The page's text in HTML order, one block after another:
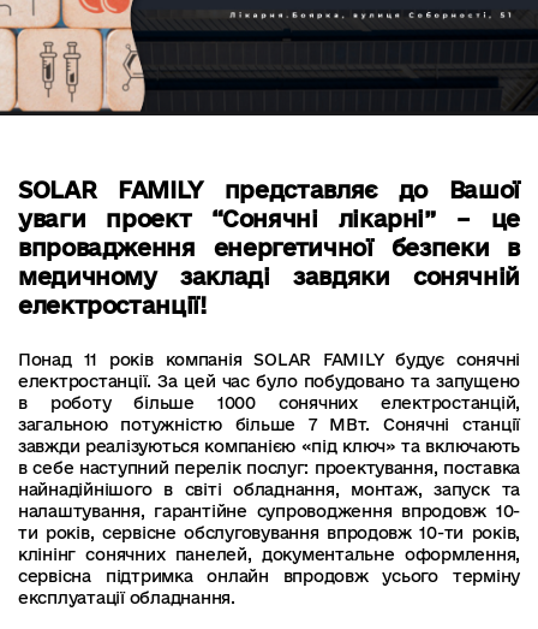
SOLAR FAMILY представляє до Вашої
уваги проект “Сонячні лікарні” – це
впровадження енергетичної безпеки в
медичному закладі завдяки сонячній
електростанції!
Понад 11 років компанія SOLAR FAMILY будує сонячні
електростанції. За цей час було побудовано та запущено
в роботу більше 1000 сонячних електростанцій,
загальною потужністю більше 7 МВт. Сонячні станції
завжди реалізуються компанією «під ключ» та включають
в себе наступний перелік послуг: проектування, поставка
найнадійнішого в світі обладнання, монтаж, запуск та
налаштування, гарантійне супроводження впродовж 10-
ти років, сервісне обслуговування впродовж 10-ти років,
клінінг сонячних панелей, документальне оформлення,
сервісна підтримка онлайн впродовж усього терміну
експлуатації обладнання.